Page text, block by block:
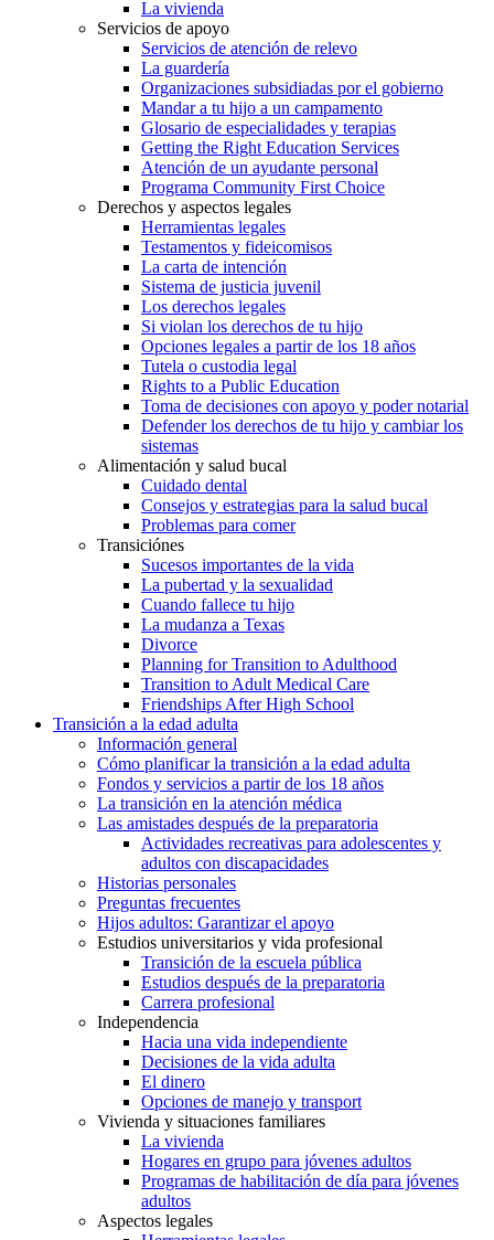
La vivienda
Servicios de apoyo
Servicios de atención de relevo
La guardería
Organizaciones subsidiadas por el gobierno
Mandar a tu hijo a un campamento
Glosario de especialidades y terapias
Getting the Right Education Services
Atención de un ayudante personal
Programa Community First Choice
Derechos y aspectos legales
Herramientas legales
Testamentos y fideicomisos
La carta de intención
Sistema de justicia juvenil
Los derechos legales
Si violan los derechos de tu hijo
Opciones legales a partir de los 18 años
Tutela o custodia legal
Rights to a Public Education
Toma de decisiones con apoyo y poder notarial
Defender los derechos de tu hijo y cambiar los
sistemas
Alimentación y salud bucal
Cuidado dental
Consejos y estrategias para la salud bucal
Problemas para comer
Transiciónes
Sucesos importantes de la vida
La pubertad y la sexualidad
Cuando fallece tu hijo
La mudanza a Texas
Divorce
Planning for Transition to Adulthood
Transition to Adult Medical Care
Friendships After High School
Transición a la edad adulta
Información general
Cómo planificar la transición a la edad adulta
Fondos y servicios a partir de los 18 años
La transición en la atención médica
Las amistades después de la preparatoria
Actividades recreativas para adolescentes y
adultos con discapacidades
Historias personales
Preguntas frecuentes
Hijos adultos: Garantizar el apoyo
Estudios universitarios y vida profesional
Transición de la escuela pública
Estudios después de la preparatoria
Carrera profesional
Independencia
Hacia una vida independiente
Decisiones de la vida adulta
El dinero
Opciones de manejo y transport
Vivienda y situaciones familiares
La vivienda
Hogares en grupo para jóvenes adultos
Programas de habilitación de día para jóvenes
adultos
Aspectos legales